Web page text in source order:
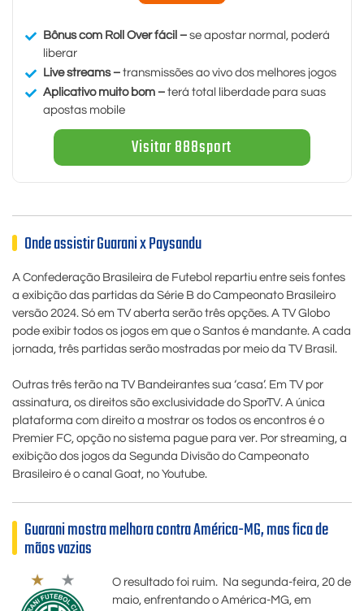
Bônus com Roll Over fácil – se apostar normal, poderá
liberar
Live streams – transmissões ao vivo dos melhores jogos
Aplicativo muito bom – terá total liberdade para suas
apostas mobile
Visitar 888sport
Onde assistir Guarani x Paysandu
A Confederação Brasileira de Futebol repartiu entre seis fontes
a exibição das partidas da Série B do Campeonato Brasileiro
versão 2024. Só em TV aberta serão três opções. A TV Globo
pode exibir todos os jogos em que o Santos é mandante. A cada
jornada, três partidas serão mostradas por meio da TV Brasil.
Outras três terão na TV Bandeirantes sua ‘casa’. Em TV por
assinatura, os direitos são exclusividade do SporTV. A única
plataforma com direito a mostrar os todos os encontros é o
Premier FC, opção no sistema pague para ver. Por streaming, a
exibição dos jogos da Segunda Divisão do Campeonato
Brasileiro é o canal Goat, no Youtube.
Guarani mostra melhora contra América-MG, mas fica de
mãos vazias
O resultado foi ruim. Na segunda-feira, 20 de
maio, enfrentando o América-MG, em